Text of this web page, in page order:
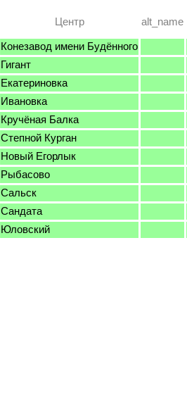
Центр alt_name
Конезавод имени Будённого
Гигант
Екатериновка
Ивановка
Кручёная Балка
Степной Курган
Новый Егорлык
Рыбасово
Сальск
Сандата
Юловский